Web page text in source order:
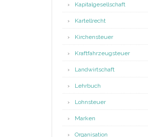
Kapitalgesellschaft
Kartellrecht
Kirchensteuer
Kraftfahrzeugsteuer
Landwirtschaft
Lehrbuch
Lohnsteuer
Marken
Organisation